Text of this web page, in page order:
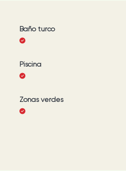
Baño turco
Piscina
Zonas verdes